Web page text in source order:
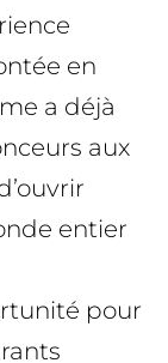
en
a déjà
aux
entier
pour